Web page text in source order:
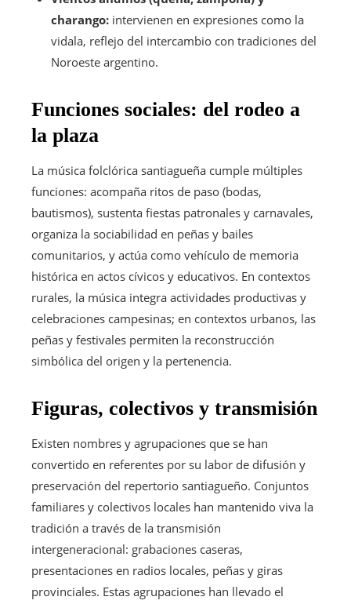
charango: intervienen en expresiones como la
vidala, reflejo del intercambio con tradiciones del
Noroeste argentino.
Funciones sociales: del rodeo a
la plaza
La música folclórica santiagueña cumple múltiples
funciones: acompaña ritos de paso (bodas,
bautismos), sustenta fiestas patronales y carnavales,
organiza la sociabilidad en peñas y bailes
comunitarios, y actúa como vehículo de memoria
histórica en actos cívicos y educativos. En contextos
rurales, la música integra actividades productivas y
celebraciones campesinas; en contextos urbanos, las
peñas y festivales permiten la reconstrucción
simbólica del origen y la pertenencia.
Figuras, colectivos y transmisión
Existen nombres y agrupaciones que se han
convertido en referentes por su labor de difusión y
preservación del repertorio santiagueño. Conjuntos
familiares y colectivos locales han mantenido viva la
tradición a través de la transmisión
intergeneracional: grabaciones caseras,
presentaciones en radios locales, peñas y giras
provinciales. Estas agrupaciones han llevado el